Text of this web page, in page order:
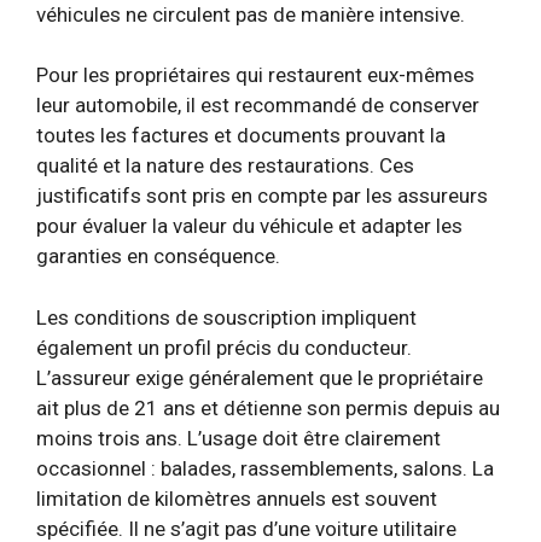
véhicules ne circulent pas de manière intensive.
Pour les propriétaires qui restaurent eux-mêmes
leur automobile, il est recommandé de conserver
toutes les factures et documents prouvant la
qualité et la nature des restaurations. Ces
justificatifs sont pris en compte par les assureurs
pour évaluer la valeur du véhicule et adapter les
garanties en conséquence.
Les conditions de souscription impliquent
également un profil précis du conducteur.
L’assureur exige généralement que le propriétaire
ait plus de 21 ans et détienne son permis depuis au
moins trois ans. L’usage doit être clairement
occasionnel : balades, rassemblements, salons. La
limitation de kilomètres annuels est souvent
spécifiée. Il ne s’agit pas d’une voiture utilitaire